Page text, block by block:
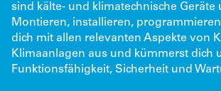
sind kälte- und klimatechnische Geräte
Montieren, installieren,
dich mit allen relevanten Aspekte von
Klimaanlagen aus und kümmerst dich
Funktionsfähigkeit, Sicherheit und